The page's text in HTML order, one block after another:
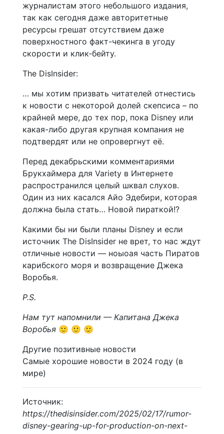
журналистам этого небольшого издания,
так как сегодня даже авторитетные
ресурсы грешат отсутствием даже
поверхностного факт-чекинга в угоду
скорости и клик-бейту.
The DisInsider:
… мы хотим призвать читателей отнестись
к новости с некоторой долей скепсиса – по
крайней мере, до тех пор, пока Disney или
какая-либо другая крупная компания не
подтвердят или не опровергнут её.
Перед декабрьскими комментариями
Брукхаймера для Variety в Интернете
распространился целый шквал слухов.
Один из них касался Айо Эдебири, которая
должна была стать… Новой пираткой!?
Какими бы ни были планы Disney и если
источник The DisInsider не врет, то нас ждут
отличные новости — ноыоая часть Пиратов
карибского моря и возвращение Джека
Воробья.
P.S.
Нам тут напомнили — Капитана Джека
Воробья 🙂 🙂 🙂
Другие позитивные новости
Самые хорошие новости в 2024 году (в
мире)
Источник:
https://thedisinsider.com/2025/02/17/rumor-
disney-gearing-up-for-production-on-next-